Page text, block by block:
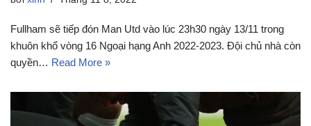
Fullham sẽ tiếp đón Man Utd vào lúc 23h30 ngày 13/11 trong
khuôn khổ vòng 16 Ngoại hạng Anh 2022-2023. Đội chủ nhà còn
quyền… Read More »